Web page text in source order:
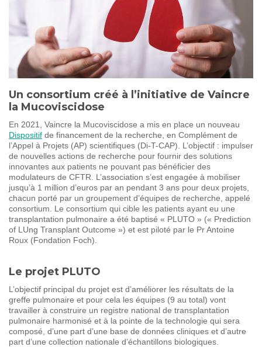
Un consortium créé à l’initiative de Vaincre
la Mucoviscidose
En 2021, Vaincre la Mucoviscidose a mis en place un nouveau
Dispositif de financement de la recherche, en Complément de
l’Appel à Projets (AP) scientifiques (Di-T-CAP). L’objectif : impulser
de nouvelles actions de recherche pour fournir des solutions
innovantes aux patients ne pouvant pas bénéficier des
modulateurs de CFTR. L’association s’est engagée à mobiliser
jusqu’à 1 million d’euros par an pendant 3 ans pour deux projets,
chacun porté par un groupement d’équipes de recherche, appelé
consortium. Le consortium qui cible les patients ayant eu une
transplantation pulmonaire a été baptisé « PLUTO » (« Prediction
of LUng Transplant Outcome ») et est piloté par le Pr Antoine
Roux (Fondation Foch).
Le projet PLUTO
L’objectif principal du projet est d’améliorer les résultats de la
greffe pulmonaire et pour cela les équipes (9 au total) vont
travailler à construire un registre national de transplantation
pulmonaire harmonisé et à la pointe de la technologie qui sera
composé, d’une part d’une base de données cliniques et d’autre
part d’une collection nationale d’échantillons biologiques.